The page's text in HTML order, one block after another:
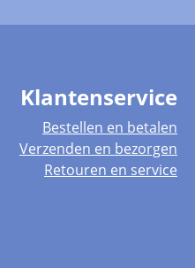
Klantenservice
Bestellen en betalen
Verzenden en bezorgen
Retouren en service